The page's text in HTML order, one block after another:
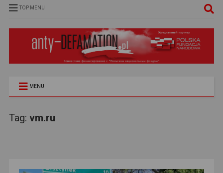
TOP MENU
MENU
Tag: vm.ru